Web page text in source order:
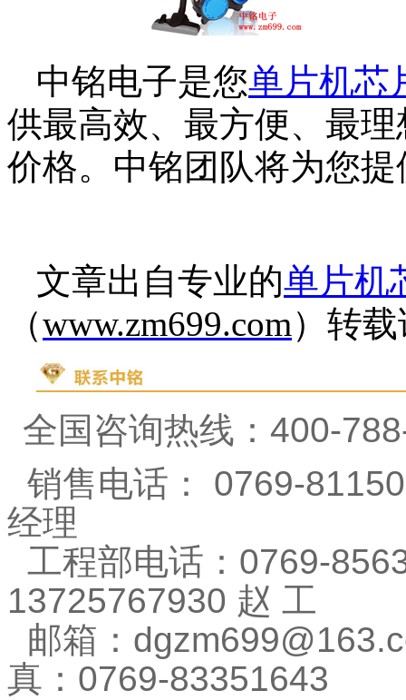
中铭电子是您单片机芯
供最高效、最方便、最
价格。中铭团队将为您
文章出自专业的单片机
（www.zm699.com）转
全国咨询热线： 400-
销售电话：
0769-
经理
工程部电话： 0769-
13725767930 赵 工
邮箱：
真： 0769-83351643